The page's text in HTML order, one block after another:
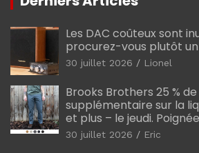
Les DAC coûteux sont
procurez-vous plutôt
30 juillet 2026 Lionel
Brooks Brothers 25 %
supplémentaire sur la
et plus – le jeudi.
30 juillet 2026 Eric